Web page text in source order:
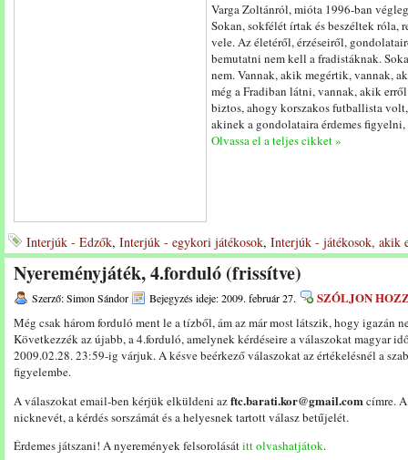
Varga Zoltánról, mióta 1996-ban
Sokan, sokfélét írtak és beszéltek
vele. Az életéről, érzéseiről,
bemutatni nem kell a fradistáknak.
nem. Vannak, akik megértik, vannak,
még a Fradiban látni, vannak, akik
biztos, ahogy korszakos futballista
akinek a gondolataira érdemes
Olvassa el a teljes cikket »
Interjúk - Edzők, Interjúk - egykori játékosok, Interjúk - játékosok, akik
Nyereményjáték, 4.forduló (frissítve)
Szerző: Simon Sándor Bejegyzés ideje: 2009. február 27. SZÓLJON
Még csak három forduló ment le a tízből, ám az már most látszik, hogy igazán
Következzék az újabb, a 4.forduló, amelynek kérdéseire a válaszokat magyar
2009.02.28. 23:59-ig várjuk. A késve beérkező válaszokat az értékelésnél a
figyelembe.
A válaszokat email-ben kérjük elküldeni azftc.barati.kor@gmail.comcímre.
nicknevét, a kérdés sorszámát és a helyesnek tartott válasz betűjelét.
Érdemes játszani! A nyeremények felsorolásátitt olvashatjátok.